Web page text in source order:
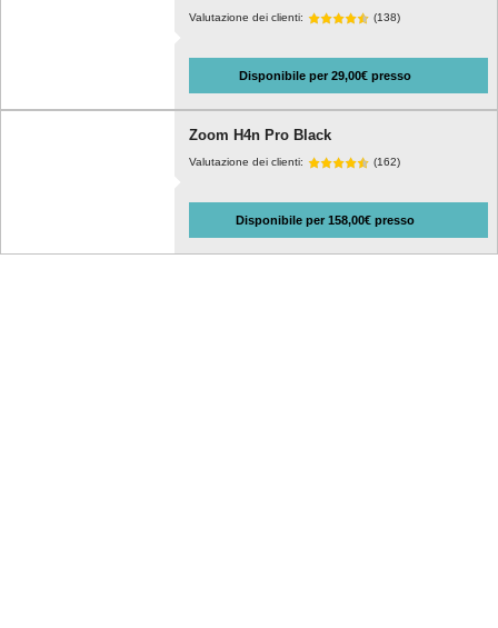
Valutazione dei clienti: (138)
Disponibile per 29,00€ presso
Zoom H4n Pro Black
Valutazione dei clienti: (162)
Disponibile per 158,00€ presso